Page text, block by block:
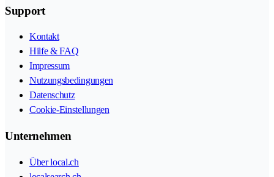
Support
Kontakt
Hilfe & FAQ
Impressum
Nutzungsbedingungen
Datenschutz
Cookie-Einstellungen
Unternehmen
Über local.ch